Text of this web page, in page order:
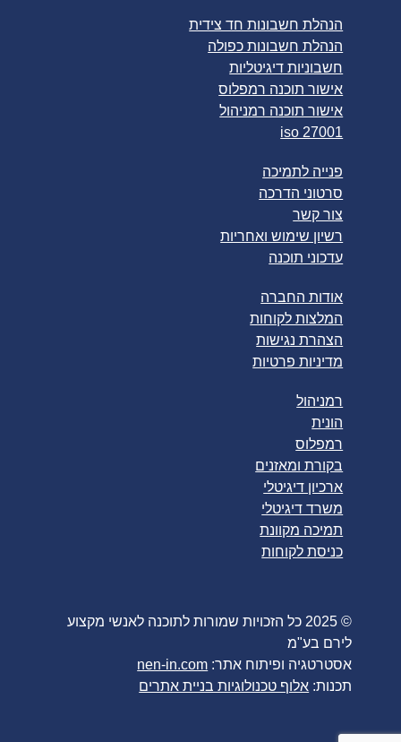
הנהלת חשבונות חד צידית
הנהלת חשבונות כפולה
חשבוניות דיגיטליות
אישור תוכנה רמפלוס
אישור תוכנה רמניהול
iso 27001
פנייה לתמיכה
סרטוני הדרכה
צור קשר
רשיון שימוש ואחריות
עדכוני תוכנה
אודות החברה
המלצות לקוחות
הצהרת נגישות
מדיניות פרטיות
רמניהול
הונית
רמפלוס
בקורת ומאזנים
ארכיון דיגיטלי
משרד דיגיטלי
תמיכה מקוונת
כניסת לקוחות
© 2025 כל הזכויות שמורות לתוכנה לאנשי מקצוע
לירם בע"מ
אסטרטגיה ופיתוח אתר: nen-in.com
תכנות: אלוף טכנולוגיות בניית אתרים